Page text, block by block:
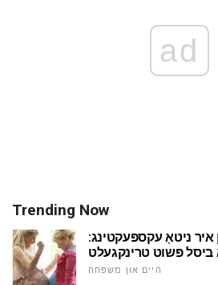
ad
Trending Now
איר ניטאָ עקספּעקטינג:
ביסל פּשוט טרינקגעלט
היים און משפּחה